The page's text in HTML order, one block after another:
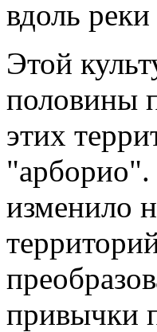
вдоль
Этой
половины
этих
"арборио".
изменило
привычки